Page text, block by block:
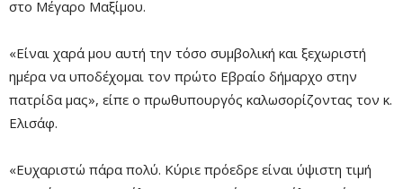
στο Μέγαρο Μαξίμου.
«Είναι χαρά μου αυτή την τόσο συμβολική και ξεχωριστή
ημέρα να υποδέχομαι τον πρώτο Εβραίο δήμαρχο στην
πατρίδα μας», είπε ο πρωθυπουργός καλωσορίζοντας τον κ.
Ελισάφ.
«Ευχαριστώ πάρα πολύ. Κύριε πρόεδρε είναι ύψιστη τιμή